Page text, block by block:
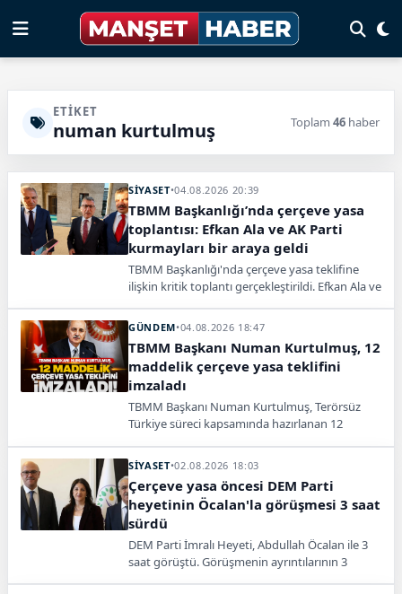
ETIKET
numan kurtulmuş Toplam 46 haber
SİYASET•04.08.2026 20:39
TBMM Başkanlığı’nda çerçeve yasa
toplantısı: Efkan Ala ve AK Parti
kurmayları bir araya geldi
TBMM Başkanlığı'nda çerçeve yasa teklifine
ilişkin kritik toplantı gerçekleştirildi. Efkan Ala ve
vermek üzere bir araya geldi.
GÜNDEM•04.08.2026 18:47
TBMM Başkanı Numan Kurtulmuş, 12
maddelik çerçeve yasa teklifini
imzaladı
TBMM Başkanı Numan Kurtulmuş, Terörsüz
Türkiye süreci kapsamında hazırlanan 12
SİYASET•02.08.2026 18:03
Çerçeve yasa öncesi DEM Parti
heyetinin Öcalan'la görüşmesi 3 saat
sürdü
DEM Parti İmralı Heyeti, Abdullah Öcalan ile 3
saat görüştü. Görüşmenin ayrıntılarının 3